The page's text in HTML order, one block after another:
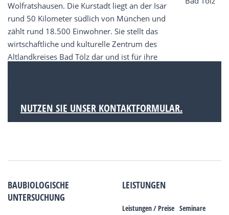
Wolfratshausen. Die Kurstadt liegt an der Isar
rund 50 Kilometer südlich von München und
zählt rund 18.500 Einwohner. Sie stellt das
wirtschaftliche und kulturelle Zentrum des
Altlandkreises Bad Tölz dar und ist für ihre
NUTZEN SIE UNSER KONTAKTFORMULAR.
BAUBIOLOGISCHE
UNTERSUCHUNG
LEISTUNGEN
Leistungen / Preise Seminare